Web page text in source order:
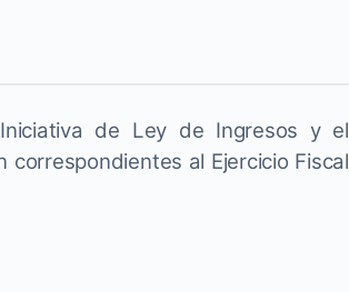
de Ley de Ingresos y el
al Ejercicio Fiscal